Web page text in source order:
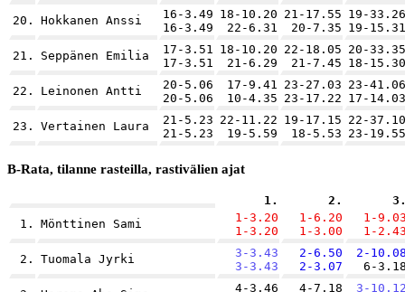
20. Hokkanen Anssi
16-3.49
16-3.49
18-10.20
22-6.31
21-17.55
20-7.35
19-33.26
19-15.31
21. Seppänen Emilia
17-3.51
17-3.51
18-10.20
21-6.29
22-18.05
21-7.45
20-33.35
18-15.30
22. Leinonen Antti
20-5.06
20-5.06
17-9.41
10-4.35
23-27.03
23-17.22
23-41.06
17-14.03
23. Vertainen Laura
21-5.23
21-5.23
22-11.22
19-5.59
19-17.15
18-5.53
22-37.10
23-19.55
B-Rata, tilanne rasteilla, rastivälien ajat
1. 2.
1.
Mönttinen Sami
1-3.20
1-3.20
1-6.20
1-3.00
1-
1-
2. Tuomala Jyrki
3-3.43
3-3.43
2-6.50
2-3.07
2-
6-
4-3.46
4-7.18
3-